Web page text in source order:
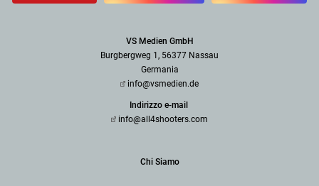
VS Medien GmbH
Burgbergweg 1, 56377 Nassau
Germania
info@vsmedien.de
Indirizzo e-mail
info@all4shooters.com
Chi Siamo